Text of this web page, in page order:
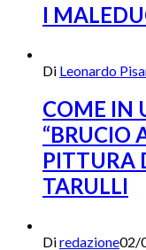
I
Di Leonardo
COME IN
“BRUCIO
PITTURA
TARULLI
Diredazione02/